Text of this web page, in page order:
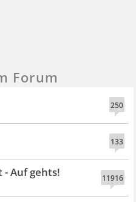
Forum
250
133
11916
- Auf gehts!